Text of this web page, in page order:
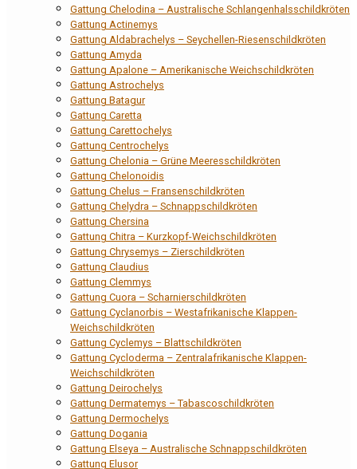
Gattung Chelodina – Australische Schlangenhalsschildkröten
Gattung Actinemys
Gattung Aldabrachelys – Seychellen-Riesenschildkröten
Gattung Amyda
Gattung Apalone – Amerikanische Weichschildkröten
Gattung Astrochelys
Gattung Batagur
Gattung Caretta
Gattung Carettochelys
Gattung Centrochelys
Gattung Chelonia – Grüne Meeresschildkröten
Gattung Chelonoidis
Gattung Chelus – Fransenschildkröten
Gattung Chelydra – Schnappschildkröten
Gattung Chersina
Gattung Chitra – Kurzkopf-Weichschildkröten
Gattung Chrysemys – Zierschildkröten
Gattung Claudius
Gattung Clemmys
Gattung Cuora – Scharnierschildkröten
Gattung Cyclanorbis – Westafrikanische Klappen-
Weichschildkröten
Gattung Cyclemys – Blattschildkröten
Gattung Cycloderma – Zentralafrikanische Klappen-
Weichschildkröten
Gattung Deirochelys
Gattung Dermatemys – Tabascoschildkröten
Gattung Dermochelys
Gattung Dogania
Gattung Elseya – Australische Schnappschildkröten
Gattung Elusor